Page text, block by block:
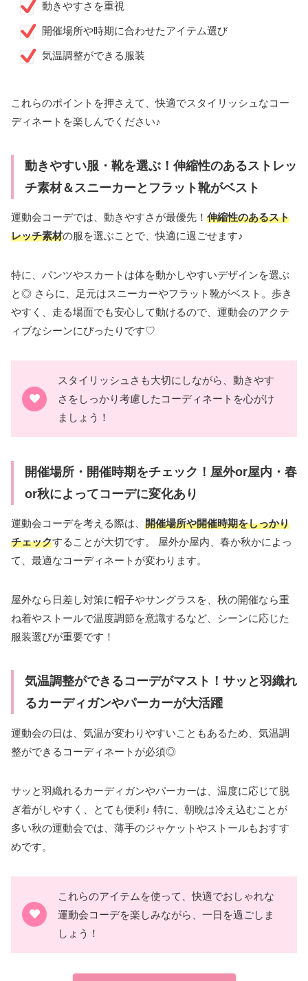
動きやすさを重視
開催場所や時期に合わせたアイテム選び
気温調整ができる服装
これらのポイントを押さえて、快適でスタイリッシュなコー
ディネートを楽しんでください♪
動きやすい服・靴を選ぶ！伸縮性のあるストレッ
チ素材＆スニーカーとフラット靴がベスト
運動会コーデでは、動きやすさが最優先！ 伸縮性のあるスト
レッチ素材の服を選ぶことで、快適に過ごせます♪
特に、パンツやスカートは体を動かしやすいデザインを選ぶ
と◎ さらに、足元はスニーカーやフラット靴がベスト。歩き
やすく、走る場面でも安心して動けるので、運動会のアクテ
ィブなシーンにぴったりです♡
スタイリッシュさも大切にしながら、動きやす
さをしっかり考慮したコーディネートを心がけ
ましょう！
開催場所・開催時期をチェック！屋外or屋内・春
or秋によってコーデに変化あり
運動会コーデを考える際は、 開催場所や開催時期をしっかり
チェックすることが大切です。 屋外か屋内、春か秋かによっ
て、最適なコーディネートが変わります。
屋外なら日差し対策に帽子やサングラスを、秋の開催なら重
ね着やストールで温度調節を意識するなど、シーンに応じた
服装選びが重要です！
気温調整ができるコーデがマスト！サッと羽織れ
るカーディガンやパーカーが大活躍
運動会の日は、気温が変わりやすいこともあるため、気温調
整ができるコーディネートが必須◎
サッと羽織れるカーディガンやパーカーは、温度に応じて脱
ぎ着がしやすく、とても便利♪ 特に、朝晩は冷え込むことが
多い秋の運動会では、薄手のジャケットやストールもおすす
めです。
これらのアイテムを使って、快適でおしゃれな
運動会コーデを楽しみながら、一日を過ごしま
しょう！